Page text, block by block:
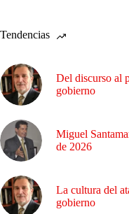
Tendencias
Del discurso al
gobierno
Miguel
de 2026
La cultura del
gobierno